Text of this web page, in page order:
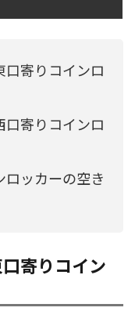
寄りコインロ
寄りコインロ
ッカーの空き
寄りコイン